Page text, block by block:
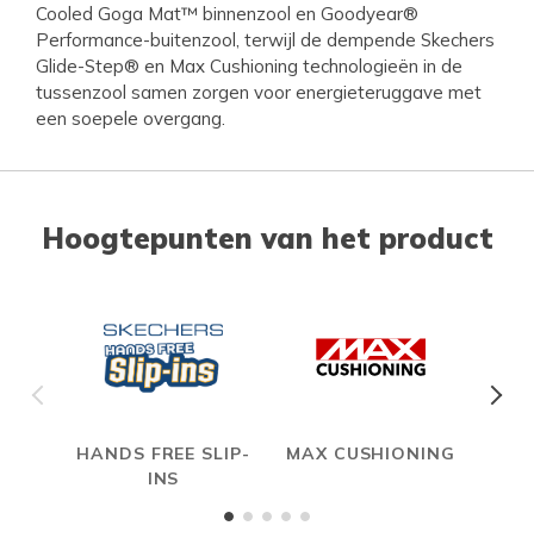
Cooled Goga Mat™ binnenzool en Goodyear®
Performance-buitenzool, terwijl de dempende Skechers
Glide-Step® en Max Cushioning technologieën in de
tussenzool samen zorgen voor energieteruggave met
een soepele overgang.
Hoogtepunten van het product
HANDS FREE SLIP-
INS
MAX CUSHIONING